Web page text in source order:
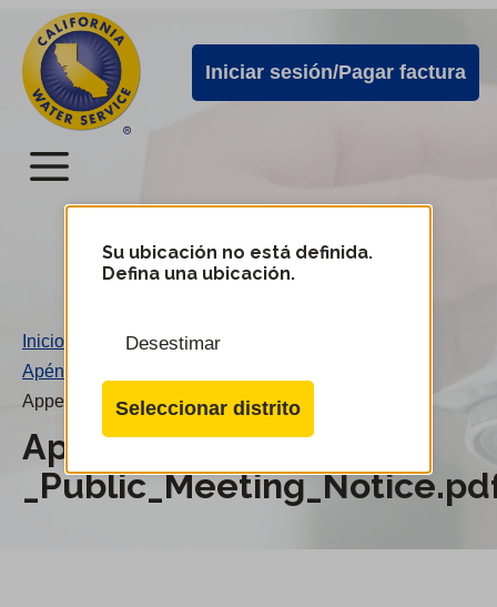
directamente
contenido
principal
Alertas
de
Cal
Water
Iniciar sesión/Pagar factura
Menú
Menú
servicio
móvil
de
Cal
Water
Su ubicación no está definida.
Defina una ubicación.
Desestimar
Seleccionar distrito
Inicio
Apéndice A3 - Aviso de reunión pública
Appendix_A3_-_Public_Meeting_Notice.pdf
Appendix_A3_-